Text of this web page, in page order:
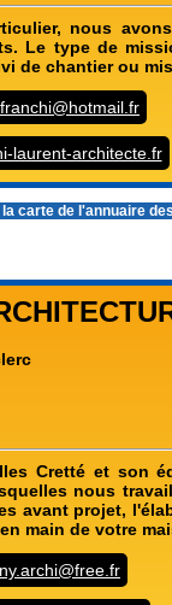
nous
Le type de
de chantier ou
laurent-architecte.fr
carte de l'annuaire
Cretté et son
nous
avant projet,
main de votre